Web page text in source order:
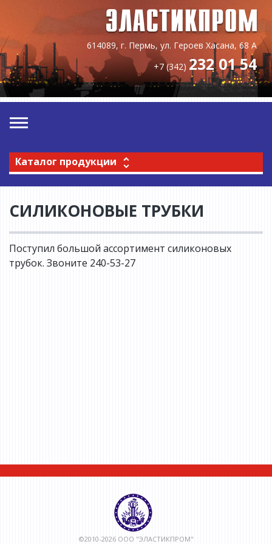
614089, г. Пермь, ул. Героев Хасана, 68 А
+7 (342) 232 01 54
Каталог продукции
СИЛИКОНОВЫЕ ТРУБКИ
Поступил большой ассортимент силиконовых
трубок. Звоните 240-53-27
©2010-2026 ООО "ЭЛАСТИКПРОМ"